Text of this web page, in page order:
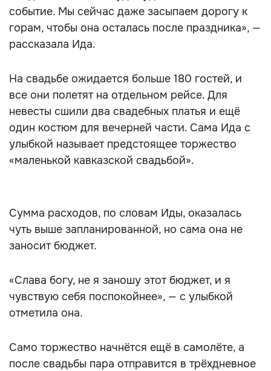
событие. Мы сейчас даже засыпаем дорогу к
горам, чтобы она осталась после праздника», —
рассказала Ида.
На свадьбе ожидается больше 180 гостей, и
все они полетят на отдельном рейсе. Для
невесты сшили два свадебных платья и ещё
один костюм для вечерней части. Сама Ида с
улыбкой называет предстоящее торжество
«маленькой кавказской свадьбой».
Сумма расходов, по словам Иды, оказалась
чуть выше запланированной, но сама она не
заносит бюджет.
«Слава богу, не я заношу этот бюджет, и я
чувствую себя поспокойнее», — с улыбкой
отметила она.
Само торжество начнётся ещё в самолёте, а
после свадьбы пара отправится в трёхдневное